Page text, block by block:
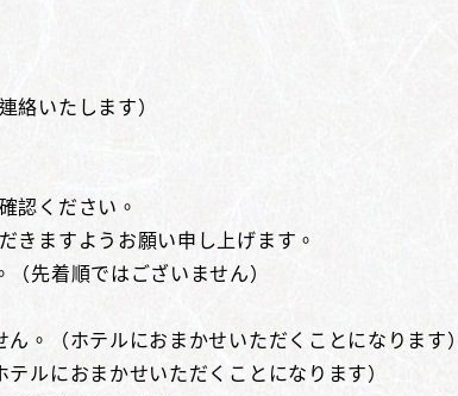
絡いたします）
認ください。
きますようお願い申し上げます。
先着順ではございません）
。（ホテルにおまかせいただくことになります）
ルにおまかせいただくことになります）